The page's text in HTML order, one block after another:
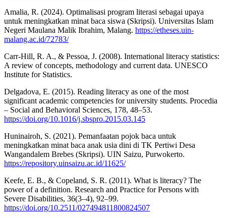
Amalia, R. (2024). Optimalisasi program literasi sebagai upaya
untuk meningkatkan minat baca siswa (Skripsi). Universitas Islam
Negeri Maulana Malik Ibrahim, Malang. https://etheses.uin-
malang.ac.id/72783/
Carr-Hill, R. A., & Pessoa, J. (2008). International literacy statistics:
A review of concepts, methodology and current data. UNESCO
Institute for Statistics.
Delgadova, E. (2015). Reading literacy as one of the most
significant academic competencies for university students. Procedia
– Social and Behavioral Sciences, 178, 48–53.
https://doi.org/10.1016/j.sbspro.2015.03.145
Huninairoh, S. (2021). Pemanfaatan pojok baca untuk
meningkatkan minat baca anak usia dini di TK Pertiwi Desa
Wangandalem Brebes (Skripsi). UIN Saizu, Purwokerto.
https://repository.uinsaizu.ac.id/11625/
Keefe, E. B., & Copeland, S. R. (2011). What is literacy? The
power of a definition. Research and Practice for Persons with
Severe Disabilities, 36(3–4), 92–99.
https://doi.org/10.2511/027494811800824507